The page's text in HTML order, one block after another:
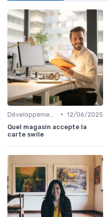
• 12/06/2025
Quel magasin accepte la
carte swile